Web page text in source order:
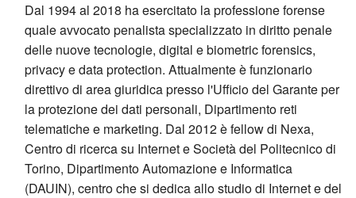
Dal 1994 al 2018 ha esercitato la professione forense
quale avvocato penalista specializzato in diritto penale
delle nuove tecnologie, digital e biometric forensics,
privacy e data protection. Attualmente è funzionario
direttivo di area giuridica presso l'Ufficio del Garante per
la protezione dei dati personali, Dipartimento reti
telematiche e marketing. Dal 2012 è fellow di Nexa,
Centro di ricerca su Internet e Società del Politecnico di
Torino, Dipartimento Automazione e Informatica
(DAUIN), centro che si dedica allo studio di Internet e del